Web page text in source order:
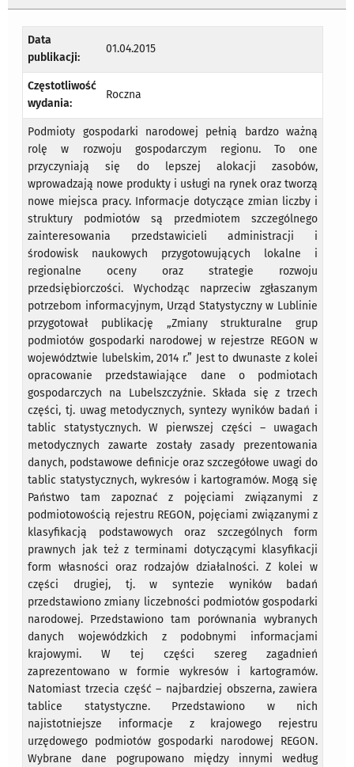
Data
publikacji:
01.04.2015
Częstotliwość
wydania:
Roczna
Podmioty gospodarki narodowej pełnią bardzo ważną
rolę w rozwoju gospodarczym regionu. To one
przyczyniają się do lepszej alokacji zasobów,
wprowadzają nowe produkty i usługi na rynek oraz tworzą
nowe miejsca pracy. Informacje dotyczące zmian liczby i
struktury podmiotów są przedmiotem szczególnego
zainteresowania przedstawicieli administracji i
środowisk naukowych przygotowujących lokalne i
regionalne oceny oraz strategie rozwoju
przedsiębiorczości. Wychodząc naprzeciw zgłaszanym
potrzebom informacyjnym, Urząd Statystyczny w Lublinie
przygotował publikację „Zmiany strukturalne grup
podmiotów gospodarki narodowej w rejestrze REGON w
województwie lubelskim, 2014 r.” Jest to dwunaste z kolei
opracowanie przedstawiające dane o podmiotach
gospodarczych na Lubelszczyźnie. Składa się z trzech
części, tj. uwag metodycznych, syntezy wyników badań i
tablic statystycznych. W pierwszej części – uwagach
metodycznych zawarte zostały zasady prezentowania
danych, podstawowe definicje oraz szczegółowe uwagi do
tablic statystycznych, wykresów i kartogramów. Mogą się
Państwo tam zapoznać z pojęciami związanymi z
podmiotowością rejestru REGON, pojęciami związanymi z
klasyfikacją podstawowych oraz szczególnych form
prawnych jak też z terminami dotyczącymi klasyfikacji
form własności oraz rodzajów działalności. Z kolei w
części drugiej, tj. w syntezie wyników badań
przedstawiono zmiany liczebności podmiotów gospodarki
narodowej. Przedstawiono tam porównania wybranych
danych wojewódzkich z podobnymi informacjami
krajowymi. W tej części szereg zagadnień
zaprezentowano w formie wykresów i kartogramów.
Natomiast trzecia część – najbardziej obszerna, zawiera
tablice statystyczne. Przedstawiono w nich
najistotniejsze informacje z krajowego rejestru
urzędowego podmiotów gospodarki narodowej REGON.
Wybrane dane pogrupowano między innymi według